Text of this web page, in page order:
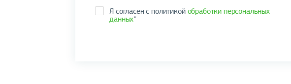
Я согласен с политикой обработки персональных
данных*